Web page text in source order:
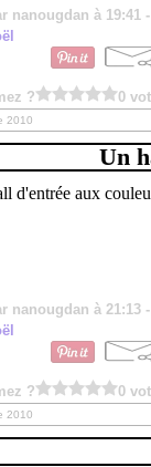
nanougdan à 19:41 -
? 0
2010
Un
nanougdan à 21:13 -
? 0
2010